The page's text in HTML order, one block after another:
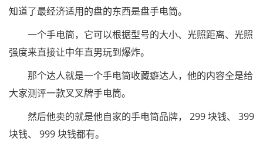
知道了最经济适用的盘的东西是盘手电筒。
一个手电筒，它可以根据型号的大小、光照距离、光照
强度来直接让中年直男玩到爆炸。
那个达人就是一个手电筒收藏癖达人，他的内容全是给
大家测评一款叉叉牌手电筒。
然后他卖的就是他自家的手电筒品牌， 299 块钱、 399
块钱、 999 块钱都有。